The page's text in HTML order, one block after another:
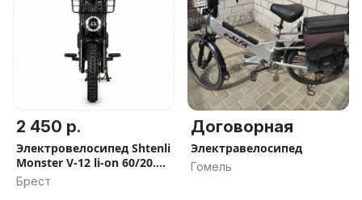
2 450 р.
Электровелосипед Shtenli
Monster V-12 li-on 60/20.
Кредит, рассрочка,
Доставка по РБ 0 руб,
Брест
Договорная
Электравелосипед
Гомель